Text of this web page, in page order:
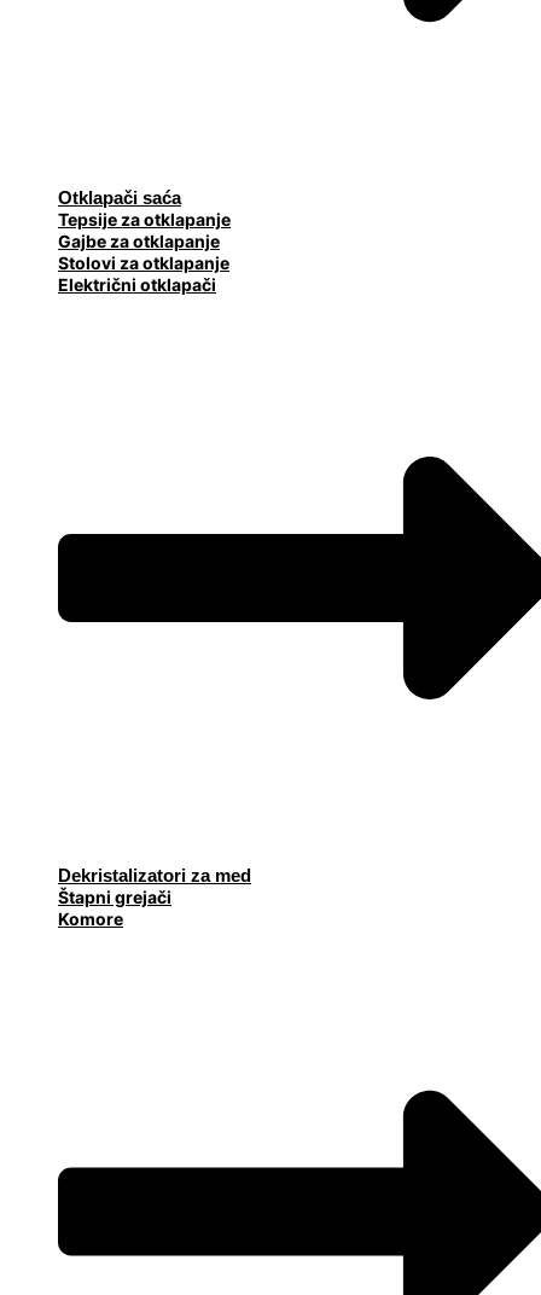
Otklapači saća
Tepsije za otklapanje
Gajbe za otklapanje
Stolovi za otklapanje
Električni otklapači
Dekristalizatori za med
Štapni grejači
Komore